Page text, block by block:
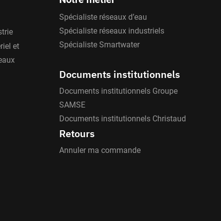
et
Spécialiste réseaux d’eau
Spécialiste réseaux industriels
Spécialiste Smartwater
Documents institutionnels
Documents institutionnels Groupe
SAMSE
Documents institutionnels Christaud
Retours
Annuler ma commande